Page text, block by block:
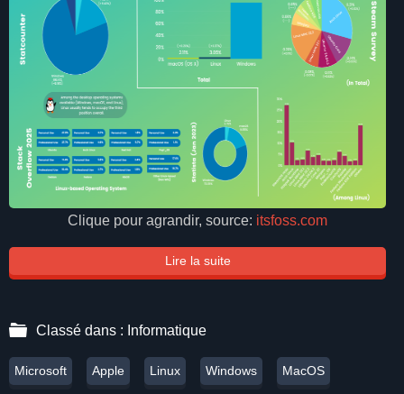
Clique pour agrandir, source: itsfoss.com
Lire la suite
Classé dans : Informatique
Microsoft Apple Linux Windows MacOS